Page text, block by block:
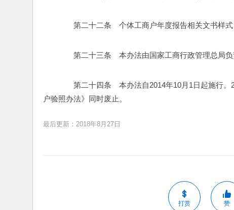
第二十二条　个体工商户年度报告相关文书样式
第二十三条　本办法由国家工商行政管理总局负
第二十四条　本办法自2014年10月1日起施行。
户验照办法》同时废止。
最后更新：2018年8月27日
打赏 赞